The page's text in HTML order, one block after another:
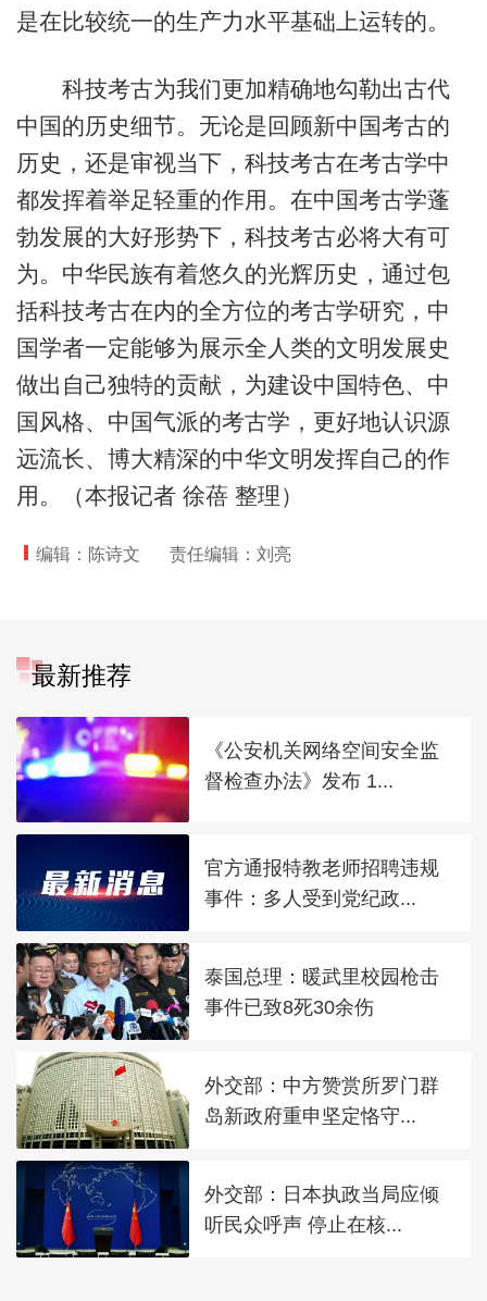
是在比较统一的生产力水平基础上运转的。
科技考古为我们更加精确地勾勒出古代
中国的历史细节。无论是回顾新中国考古的
历史，还是审视当下，科技考古在考古学中
都发挥着举足轻重的作用。在中国考古学蓬
勃发展的大好形势下，科技考古必将大有可
为。中华民族有着悠久的光辉历史，通过包
括科技考古在内的全方位的考古学研究，中
国学者一定能够为展示全人类的文明发展史
做出自己独特的贡献，为建设中国特色、中
国风格、中国气派的考古学，更好地认识源
远流长、博大精深的中华文明发挥自己的作
用。（本报记者 徐蓓 整理）
编辑：陈诗文 责任编辑：刘亮
最新推荐
《公安机关网络空间安全监
督检查办法》发布 1...
官方通报特教老师招聘违规
事件：多人受到党纪政...
泰国总理：暖武里校园枪击
事件已致8死30余伤
外交部：中方赞赏所罗门群
岛新政府重申坚定恪守...
外交部：日本执政当局应倾
听民众呼声 停止在核...